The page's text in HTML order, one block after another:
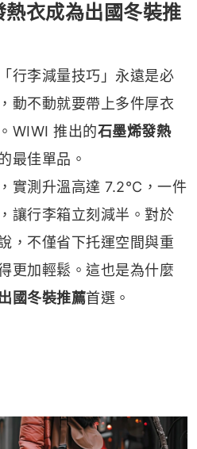
衣成為出國冬裝推
行李減量技巧」永遠是必
動不動就要帶上多件厚衣
WIWI 推出的石墨烯發熱
最佳單品。
實測升溫高達 7.2°C，一件
讓行李箱立刻減半。對於
，不僅省下托運空間與重
更加輕鬆。這也是為什麼
國冬裝推薦首選。